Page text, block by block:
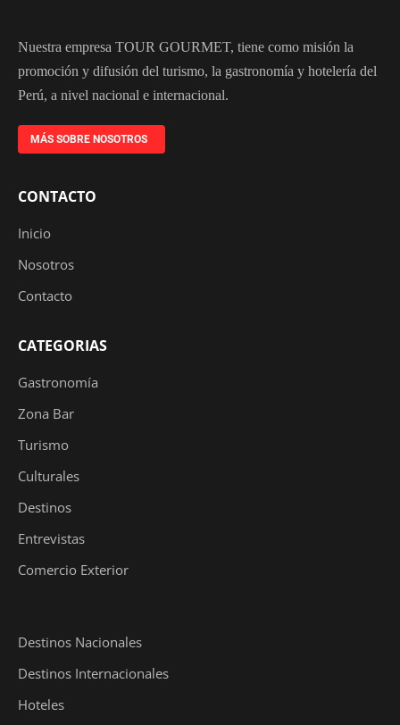
Nuestra empresa TOUR GOURMET, tiene como misión la
promoción y difusión del turismo, la gastronomía y hotelería del
Perú, a nivel nacional e internacional.
MÁS SOBRE NOSOTROS
CONTACTO
Inicio
Nosotros
Contacto
CATEGORIAS
Gastronomía
Zona Bar
Turismo
Culturales
Destinos
Entrevistas
Comercio Exterior
Destinos Nacionales
Destinos Internacionales
Hoteles